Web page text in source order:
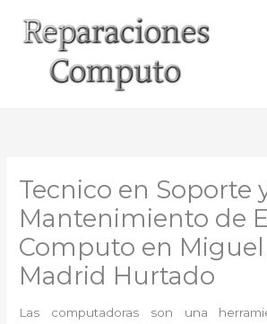
contenido
Tecnico en Soporte
Mantenimiento de
Computo en Miguel
Madrid Hurtado
Las computadoras son una